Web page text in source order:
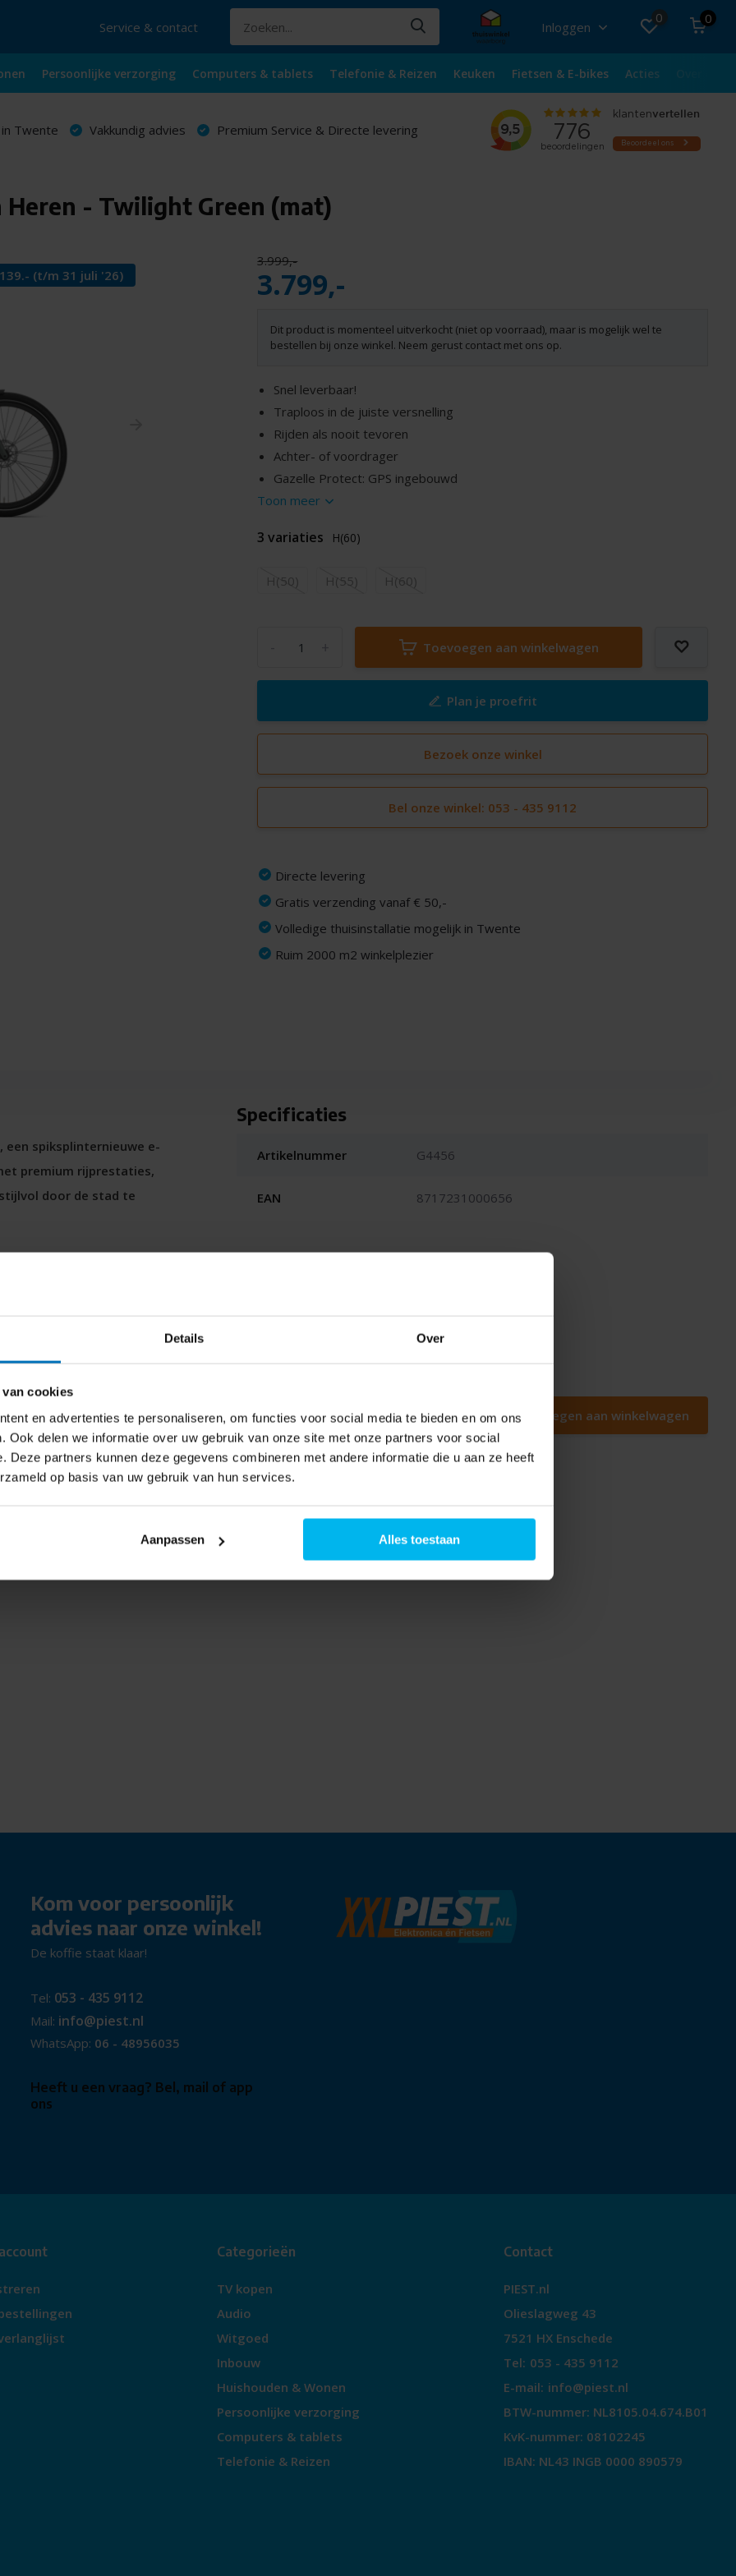
Details Over
cookies
en advertenties te personaliseren, om functies voor social media te bieden en om ons
Ook delen we informatie over uw gebruik van onze site met onze partners voor social
Deze partners kunnen deze gegevens combineren met andere informatie die u aan ze heeft
op basis van uw gebruik van hun services.
Aanpassen Alles toestaan
Service & contact Inloggen
0 0
Persoonlijke verzorging Computers & tablets Telefonie & Reizen Keuken Fietsen & E-bikes Acties
Twente Vakkundig advies Premium Service & Directe levering
Heren - Twilight Green (mat)
(t/m 31 juli '26)
3.999,-
3.799,-
Dit product is momenteel uitverkocht (niet op voorraad), maar is mogelijk wel te
bestellen bij onze winkel. Neem gerust contact met ons op.
Snel leverbaar!
Traploos in de juiste versnelling
Rijden als nooit tevoren
Achter- of voordrager
Gazelle Protect: GPS ingebouwd
Toon meer
3 variaties H(60)
H(50) H(55) H(60)
Toevoegen aan winkelwagen
Plan je proefrit
Bezoek onze winkel
Bel onze winkel: 053 - 435 9112
Directe levering
Gratis verzending vanaf € 50,-
Volledige thuisinstallatie mogelijk in Twente
Ruim 2000 m2 winkelplezier
een spiksplinternieuwe e-
premium rijprestaties,
door de stad te
Cayo onderscheidt zich
met de prestigieuze Red Dot
blijf je altijd connected. Ook
van de Cayo geeft je kort
weer op groen springt. Zo
extra sterkte en goede rij-
extra sterkte en goede rij-
is je display. Met één
Op je persoonlijke rider
en actieradius on
Specificaties
Artikelnummer G4456
EAN 8717231000656
Cayo C310 SE - 430 Wh Heren - Twilight
naar de beschikbaarheid
Toevoegen aan winkelwagen
Kom voor persoonlijk
advies naar onze winkel!
De koffie staat klaar!
Tel: 053 - 435 9112
Mail: info@piest.nl
WhatsApp: 06 - 48956035
Heeft u een vraag? Bel, mail of app
ons
Categorieën
TV kopen
Audio
Witgoed
Inbouw
Huishouden & Wonen
Persoonlijke verzorging
Computers & tablets
Telefonie & Reizen
Contact
PIEST.nl
Olieslagweg 43
7521 HX Enschede
Tel: 053 - 435 9112
E-mail: info@piest.nl
BTW-nummer: NL8105.04.674.B01
KvK-nummer: 08102245
IBAN: NL43 INGB 0000 890579